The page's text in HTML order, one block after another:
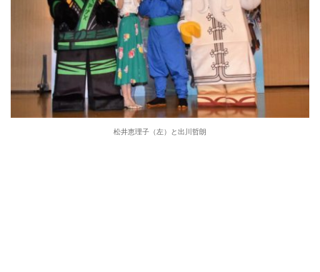
松井恵理子（左）と出川哲朗